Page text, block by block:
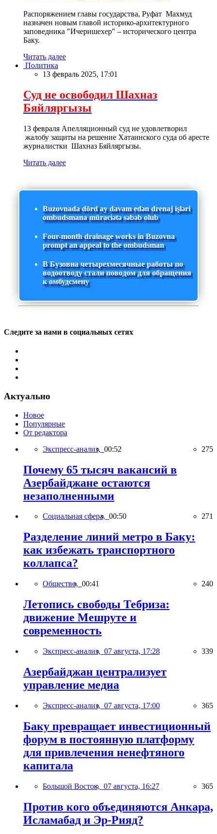
Распоряжением главы государства, Руфат Махмуд
назначен новым главой историко-архитектурного
заповедника "Ичеришехер" – исторического центра
Баку.
Читать далее
Политика
13 февраль 2025, 17:01
Суд не освободил Шахназ
Бяйляргызы
13 февраля Апелляционный суд не удовлетворил
жалобу защиты на решение Хатаинского суда об аресте
журналистки Шахназ Бяйляргызы.
Читать далее
Buzovnada dörd ay davam edən drenaj işləri
ombudsmana müraciətə səbəb olub
Four-month drainage works in Buzovna
prompt an appeal to the ombudsman
В Бузовна четырехмесячные работы по
водоотводу стали поводом для обращения
к омбудсмену
Следите за нами в социальных сетях
Актуально
Новое
Популярные
От редактора
Экспресс-анализ, 00:52 275
Почему 65 тысяч вакансий в
Азербайджане остаются
незаполненными
Социальная сфера, 00:50 271
Разделение линий метро в Баку:
как избежать транспортного
коллапса?
Общество, 00:41 240
Летопись свободы Тебриза:
движение Мешруте и
современность
Экспресс-анализ, 07 августа, 17:28 339
Азербайджан централизует
управление медиа
Экспресс-анализ, 07 августа, 17:00 365
Баку превращает инвестиционный
форум в постоянную платформу
для привлечения ненефтяного
капитала
Большой Восток, 07 августа, 16:27 365
Против кого объединяются Анкара,
Исламабад и Эр-Рияд?